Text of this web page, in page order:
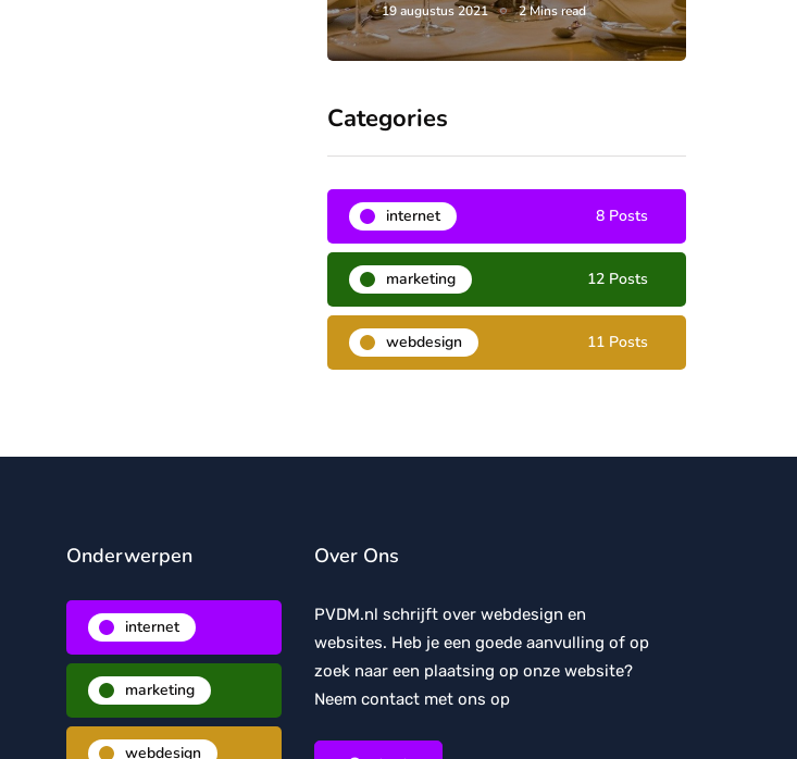
19 augustus 2021 2 Mins read
Categories
internet 8 Posts
marketing 12 Posts
webdesign 11 Posts
Onderwerpen
internet
marketing
webdesign
Over Ons
PVDM.nl schrijft over webdesign en
websites. Heb je een goede aanvulling of op
zoek naar een plaatsing op onze website?
Neem contact met ons op